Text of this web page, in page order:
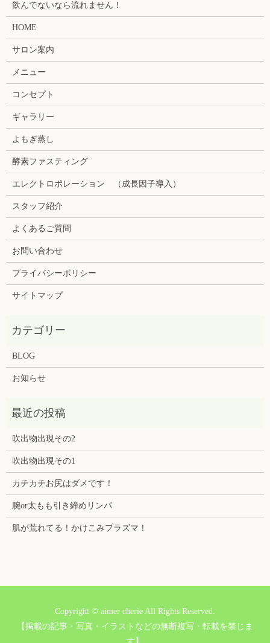
飲んでないなら流れません！
HOME
サロン案内
メニュー
コンセプト
ギャラリー
よもぎ蒸し
酵素ファスティング
エレクトロポレーション （成長因子導入）
スタッフ紹介
よくあるご質問
お問い合わせ
プライバシーポリシー
サイトマップ
BLOG
お知らせ
吹出物出現その2
吹出物出現その1
カチカチお尻はダメです！
腕or太もも引き締めリンパ
肌が荒れてる！かけこみプラズマ！
Copyright © aimer cherie All Rights Reserved.
【掲載の記事・写真・イラストなどの無断複写・転載を禁じま